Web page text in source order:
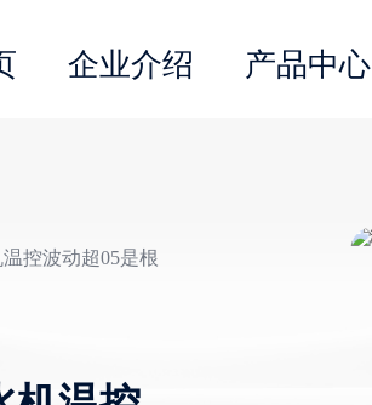
企业介绍 产品中心
控波动超05是根